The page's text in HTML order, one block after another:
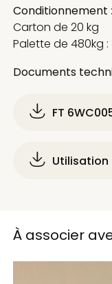
Conditionnement :
Carton de 20 kg
Palette de 480kg :
Documents
FT
Utilisation
À associer